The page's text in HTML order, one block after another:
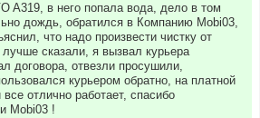
A319, в него попала вода, дело в том
дождь, обратился в Компанию Mobi03,
что надо произвести чистку от
сказали, я вызвал курьера
договора, отвезли просушили,
курьером обратно, на платной
отлично работает, спасибо
Mobi03 !